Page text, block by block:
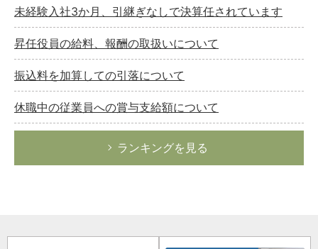
未経験入社3か月、引継ぎなしで決算任されています
昇任役員の給料、報酬の取扱いについて
振込料を加算しての引落について
休職中の従業員への賞与支給額について
ランキングを見る